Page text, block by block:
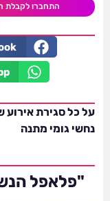
התחברו לקבלת
נחשי גומי מתנה
"פלאפל